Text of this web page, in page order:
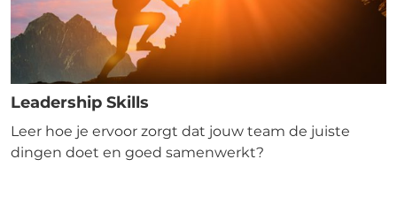
Leadership Skills
Leer hoe je ervoor zorgt dat jouw team de juiste
dingen doet en goed samenwerkt?